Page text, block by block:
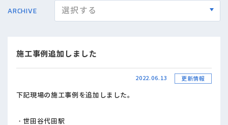
ARCHIVE
施工事例追加しました
2022.06.13 更新情報
下記現場の施工事例を追加しました。
・世田谷代田駅